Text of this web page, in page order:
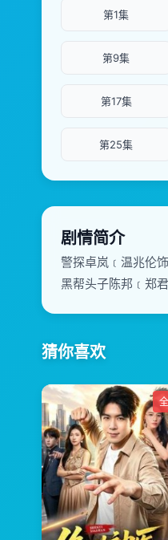
第1集
第9集
第17集
第25集
剧情简介
警探卓岚﹝温兆伦
黑帮头子陈邦﹝郑
猜你喜欢